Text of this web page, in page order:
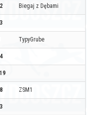
Biegaj z Dębami
TypyGrube
ZSM1